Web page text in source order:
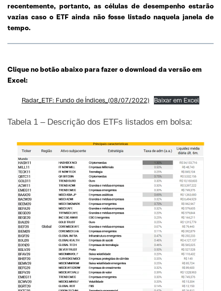
recentemente, portanto, as células de desempenho estarão
vazias caso o ETF ainda não fosse listado naquela janela de
tempo.
Clique no botão abaixo para fazer o download da versão em
Excel:
Radar_ETF: Fundo de Índices_(08/07/2022) Baixar em Excel
Tabela 1 – Descrição dos ETFs listados em bolsa: